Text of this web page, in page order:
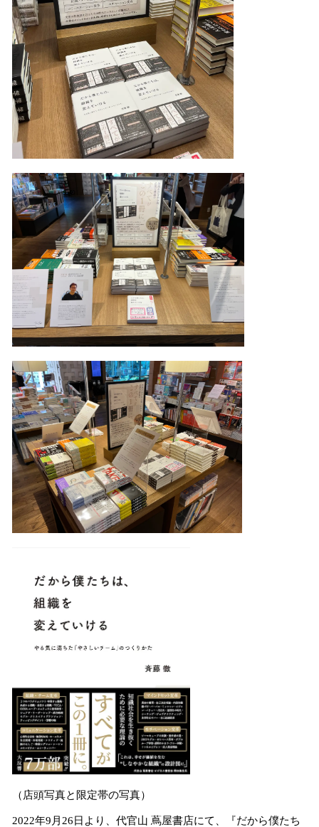
（店頭写真と限定帯の写真）
2022年9月26日より、代官山 蔦屋書店にて、『だから僕たち